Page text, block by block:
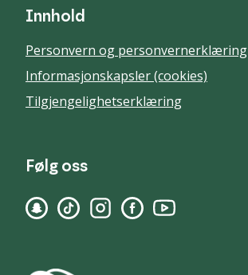
Innhold
Personvern og personvernerklæring
Informasjonskapsler (cookies)
Tilgjengelighetserklæring
Følg oss